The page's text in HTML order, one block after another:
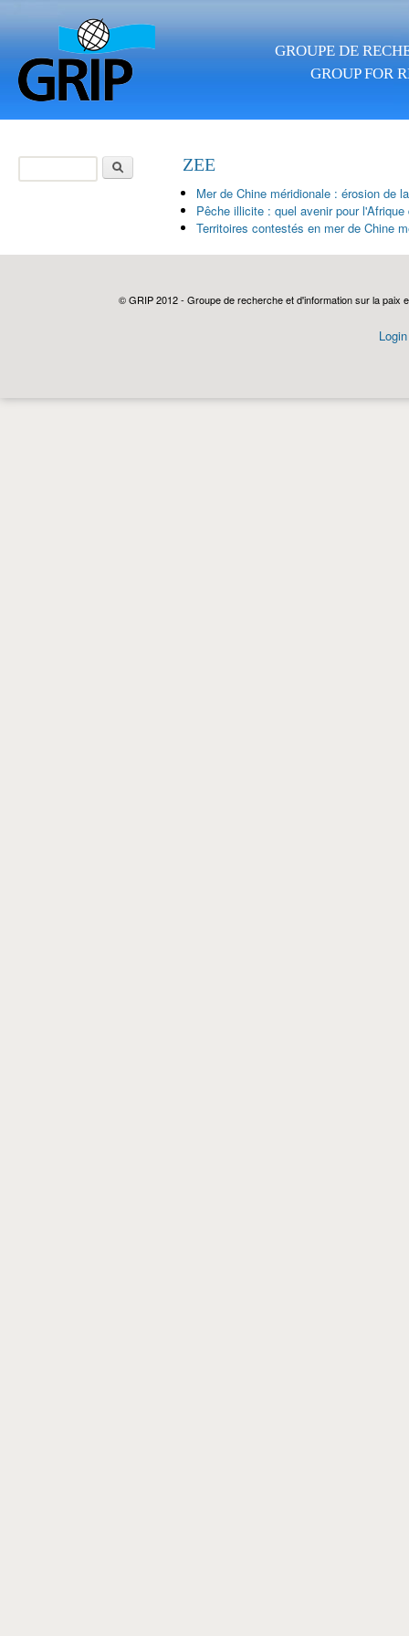
GROUPE DE
GROUP FOR
ZEE
Mer de Chine méridionale : érosion de
Pêche illicite : quel avenir pour l'Afrique
Territoires contestés en mer de Chine
Search form
© GRIP 2012 - Groupe de recherche et d'information sur la paix
Login